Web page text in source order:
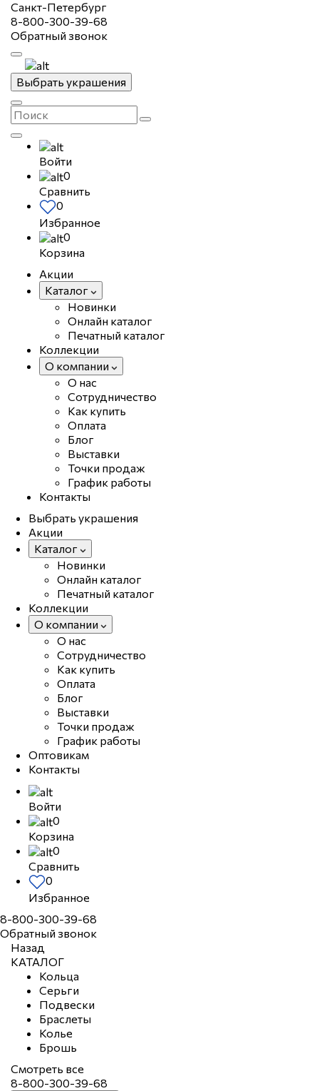
Санкт-Петербург
8-800-300-39-68
Обратный звонок
Выбрать украшения
Войти
0
Сравнить
0
Избранное
0
Корзина
Акции
Каталог
Новинки
Онлайн каталог
Печатный каталог
Коллекции
О компании
О нас
Сотрудничество
Как купить
Оплата
Блог
Выставки
Точки продаж
График работы
Контакты
Выбрать украшения
Акции
Каталог
Новинки
Онлайн каталог
Печатный каталог
Коллекции
О компании
О нас
Сотрудничество
Как купить
Оплата
Блог
Выставки
Точки продаж
График работы
Оптовикам
Контакты
Войти
0
Корзина
0
Сравнить
0
Избранное
8-800-300-39-68
Обратный звонок
Назад
КАТАЛОГ
Кольца
Серьги
Подвески
Браслеты
Колье
Брошь
Смотреть все
8-800-300-39-68